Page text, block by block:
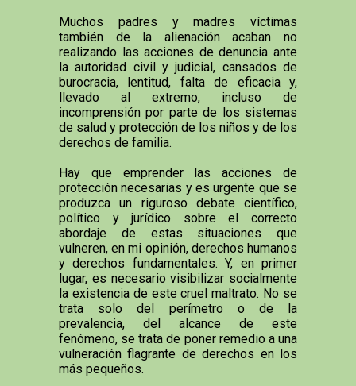
Muchos padres y madres víctimas
también de la alienación acaban no
realizando las acciones de denuncia ante
la autoridad civil y judicial, cansados de
burocracia, lentitud, falta de eficacia y,
llevado al extremo, incluso de
incomprensión por parte de los sistemas
de salud y protección de los niños y de los
derechos de familia.
Hay que emprender las acciones de
protección necesarias y es urgente que se
produzca un riguroso debate científico,
político y jurídico sobre el correcto
abordaje de estas situaciones que
vulneren, en mi opinión, derechos humanos
y derechos fundamentales. Y, en primer
lugar, es necesario visibilizar socialmente
la existencia de este cruel maltrato. No se
trata solo del perímetro o de la
prevalencia, del alcance de este
fenómeno, se trata de poner remedio a una
vulneración flagrante de derechos en los
más pequeños.